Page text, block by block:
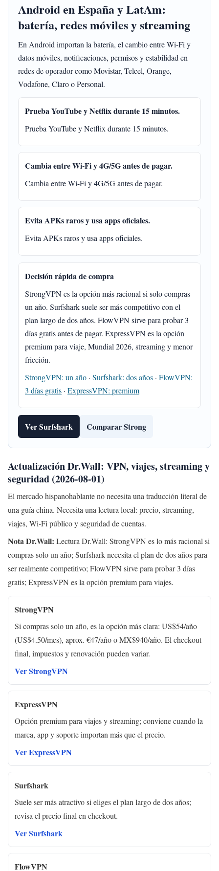
Android en España y LatAm:
batería, redes móviles y streaming
En Android importan la batería, el cambio entre Wi-Fi y
datos móviles, notificaciones, permisos y estabilidad en
redes de operador como Movistar, Telcel, Orange,
Vodafone, Claro o Personal.
Prueba YouTube y Netflix durante 15 minutos.
Prueba YouTube y Netflix durante 15 minutos.
Cambia entre Wi-Fi y 4G/5G antes de pagar.
Cambia entre Wi-Fi y 4G/5G antes de pagar.
Evita APKs raros y usa apps oficiales.
Evita APKs raros y usa apps oficiales.
Decisión rápida de compra
StrongVPN es la opción más racional si solo compras
un año. Surfshark suele ser más competitivo con el
plan largo de dos años. FlowVPN sirve para probar 3
días gratis antes de pagar. ExpressVPN es la opción
premium para viaje, Mundial 2026, streaming y menor
fricción.
StrongVPN: un año · Surfshark: dos años · FlowVPN:
3 días gratis · ExpressVPN: premium
Ver Surfshark Comparar Strong
Actualización Dr.Wall: VPN, viajes, streaming y
seguridad (2026-08-01)
El mercado hispanohablante no necesita una traducción literal de
una guía china. Necesita una lectura local: precio, streaming,
viajes, Wi-Fi público y seguridad de cuentas.
Nota Dr.Wall: Lectura Dr.Wall: StrongVPN es lo más racional si
compras solo un año; Surfshark necesita el plan de dos años para
ser realmente competitivo; FlowVPN sirve para probar 3 días
gratis; ExpressVPN es la opción premium para viajes.
StrongVPN
Si compras solo un año, es la opción más clara: US$54/año
(US$4.50/mes), aprox. €47/año o MX$940/año. El checkout
final, impuestos y renovación pueden variar.
Ver StrongVPN
ExpressVPN
Opción premium para viajes y streaming; conviene cuando la
marca, app y soporte importan más que el precio.
Ver ExpressVPN
Surfshark
Suele ser más atractivo si eliges el plan largo de dos años;
revisa el precio final en checkout.
Ver Surfshark
FlowVPN